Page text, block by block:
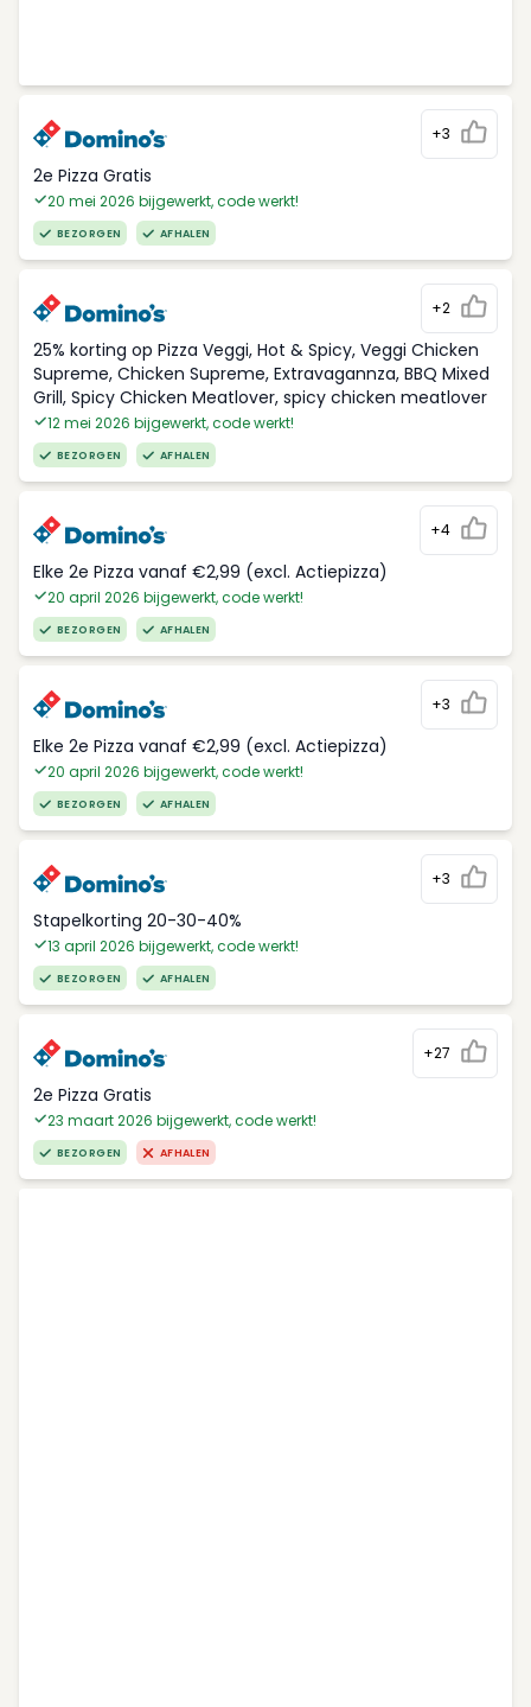
+3
2e Pizza Gratis
20 mei 2026 bijgewerkt, code werkt!
BEZORGEN AFHALEN
+2
25% korting op Pizza Veggi, Hot & Spicy, Veggi Chicken
Supreme, Chicken Supreme, Extravagannza, BBQ Mixed
Grill, Spicy Chicken Meatlover, spicy chicken meatlover
12 mei 2026 bijgewerkt, code werkt!
BEZORGEN AFHALEN
+4
Elke 2e Pizza vanaf €2,99 (excl. Actiepizza)
20 april 2026 bijgewerkt, code werkt!
BEZORGEN AFHALEN
+3
Elke 2e Pizza vanaf €2,99 (excl. Actiepizza)
20 april 2026 bijgewerkt, code werkt!
BEZORGEN AFHALEN
+3
Stapelkorting 20-30-40%
13 april 2026 bijgewerkt, code werkt!
BEZORGEN AFHALEN
+27
2e Pizza Gratis
23 maart 2026 bijgewerkt, code werkt!
BEZORGEN AFHALEN